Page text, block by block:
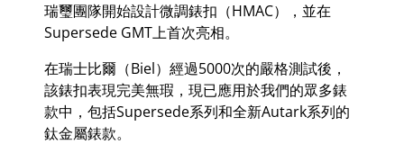
瑞璽團隊開始設計微調錶扣（HMAC），並在
Supersede GMT上首次亮相。
在瑞士比爾（Biel）經過5000次的嚴格測試後，
該錶扣表現完美無瑕，現已應用於我們的眾多錶
款中，包括Supersede系列和全新Autark系列的
鈦金屬錶款。